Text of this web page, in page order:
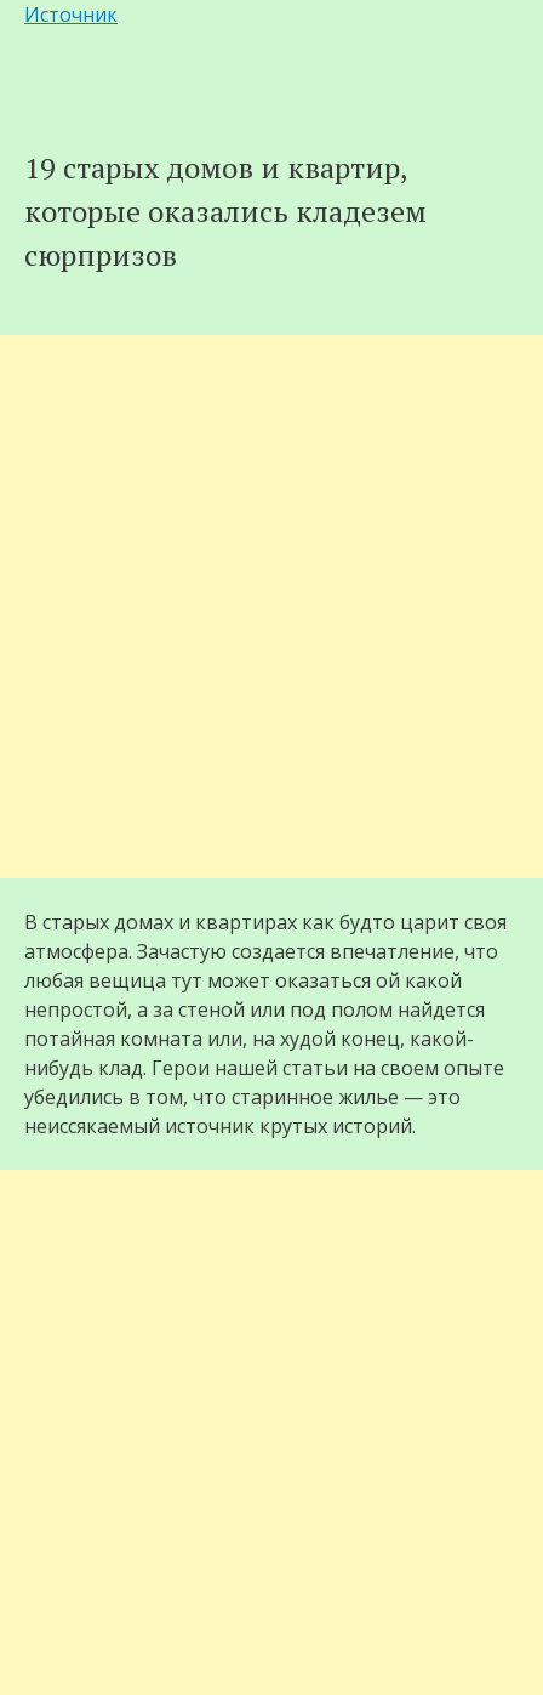
Источник
19 старых домов и квартир,
которые оказались кладезем
сюрпризов
В старых домах и квартирах как будто царит своя
атмосфера. Зачастую создается впечатление, что
любая вещица тут может оказаться ой какой
непростой, а за стеной или под полом найдется
потайная комната или, на худой конец, какой-
нибудь клад. Герои нашей статьи на своем опыте
убедились в том, что старинное жилье — это
неиссякаемый источник крутых историй.